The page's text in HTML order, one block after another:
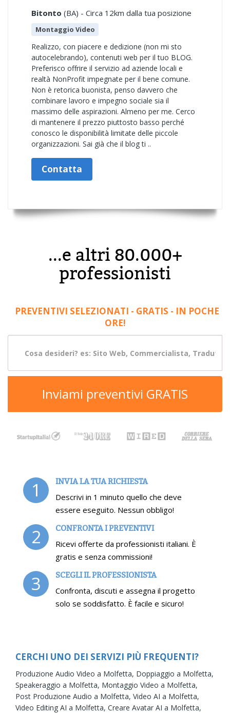
Bitonto (BA) - Circa 12km dalla tua posizione
Montaggio Video
Realizzo, con piacere e dedizione (non mi sto
autocelebrando), contenuti web per il tuo BLOG.
Preferisco offrire il servizio ad aziende locali e
realtà NonProfit impegnate per il bene comune.
Non è retorica buonista, penso davvero che
combinare lavoro e impegno sociale sia il
massimo delle aspirazioni. Almeno per me. Cerco
di mantenere il prezzo piuttosto basso perché
conosco le disponibilità limitate delle piccole
organizzazioni. Sai già che il blog ti ..
Contatta
...e altri 80.000+
professionisti
PREVENTIVI SELEZIONATI - GRATIS - IN POCHE
ORE!
Inviami preventivi GRATIS
1 INVIA LA TUA RICHIESTA
Descrivi in 1 minuto quello che deve
essere eseguito. Nessun obbligo!
2 CONFRONTA I PREVENTIVI
Ricevi offerte da professionisti italiani. È
gratis e senza commissioni!
3 SCEGLI IL PROFESSIONISTA
Confronta, discuti e assegna il progetto
solo se soddisfatto. È facile e sicuro!
CERCHI UNO DEI SERVIZI PIÙ FREQUENTI?
Produzione Audio Video a Molfetta, Doppiaggio a Molfetta,
Speakeraggio a Molfetta, Montaggio Video a Molfetta,
Post Produzione Audio a Molfetta, Video AI a Molfetta,
Video Editing AI a Molfetta, Creare Avatar AI a Molfetta,